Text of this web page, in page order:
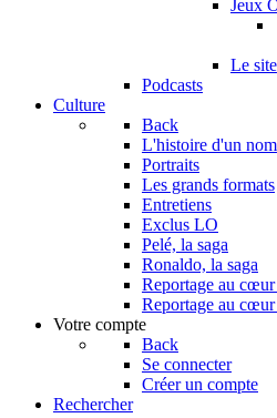
Jeux
Le site
Podcasts
Culture
Back
L'histoire d'un nom
Portraits
Les grands formats
Entretiens
Exclus LO
Pelé, la saga
Ronaldo, la saga
Reportage au
Reportage au
Votre compte
Back
Se connecter
Créer un compte
Rechercher